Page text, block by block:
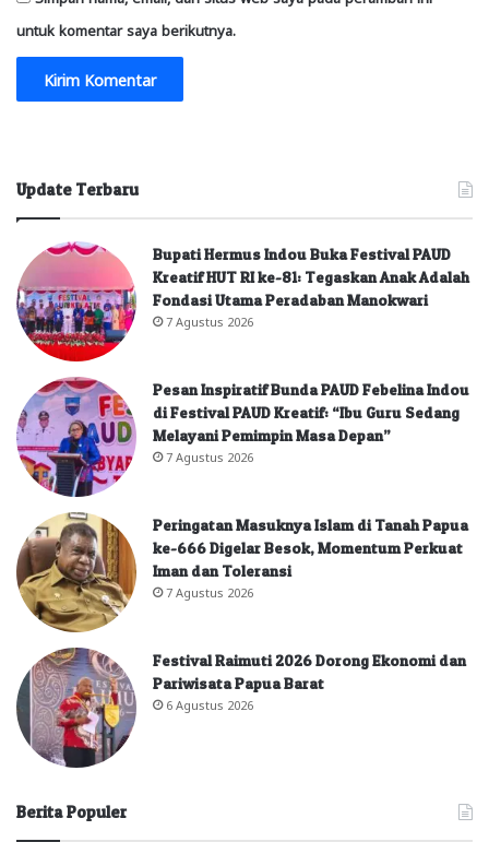
untuk komentar saya berikutnya.
Update Terbaru
Bupati Hermus Indou Buka Festival PAUD
Kreatif HUT RI ke-81: Tegaskan Anak Adalah
Fondasi Utama Peradaban Manokwari
7 Agustus 2026
Pesan Inspiratif Bunda PAUD Febelina Indou
di Festival PAUD Kreatif: “Ibu Guru Sedang
Melayani Pemimpin Masa Depan”
7 Agustus 2026
Peringatan Masuknya Islam di Tanah Papua
ke-666 Digelar Besok, Momentum Perkuat
Iman dan Toleransi
7 Agustus 2026
Festival Raimuti 2026 Dorong Ekonomi dan
Pariwisata Papua Barat
6 Agustus 2026
Berita Populer